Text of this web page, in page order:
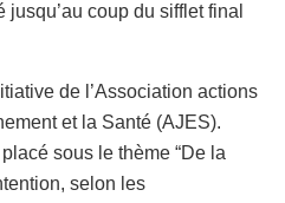
coup du sifflet final
de l’Association actions
et la Santé (AJES).
sous le thème “De la
selon les